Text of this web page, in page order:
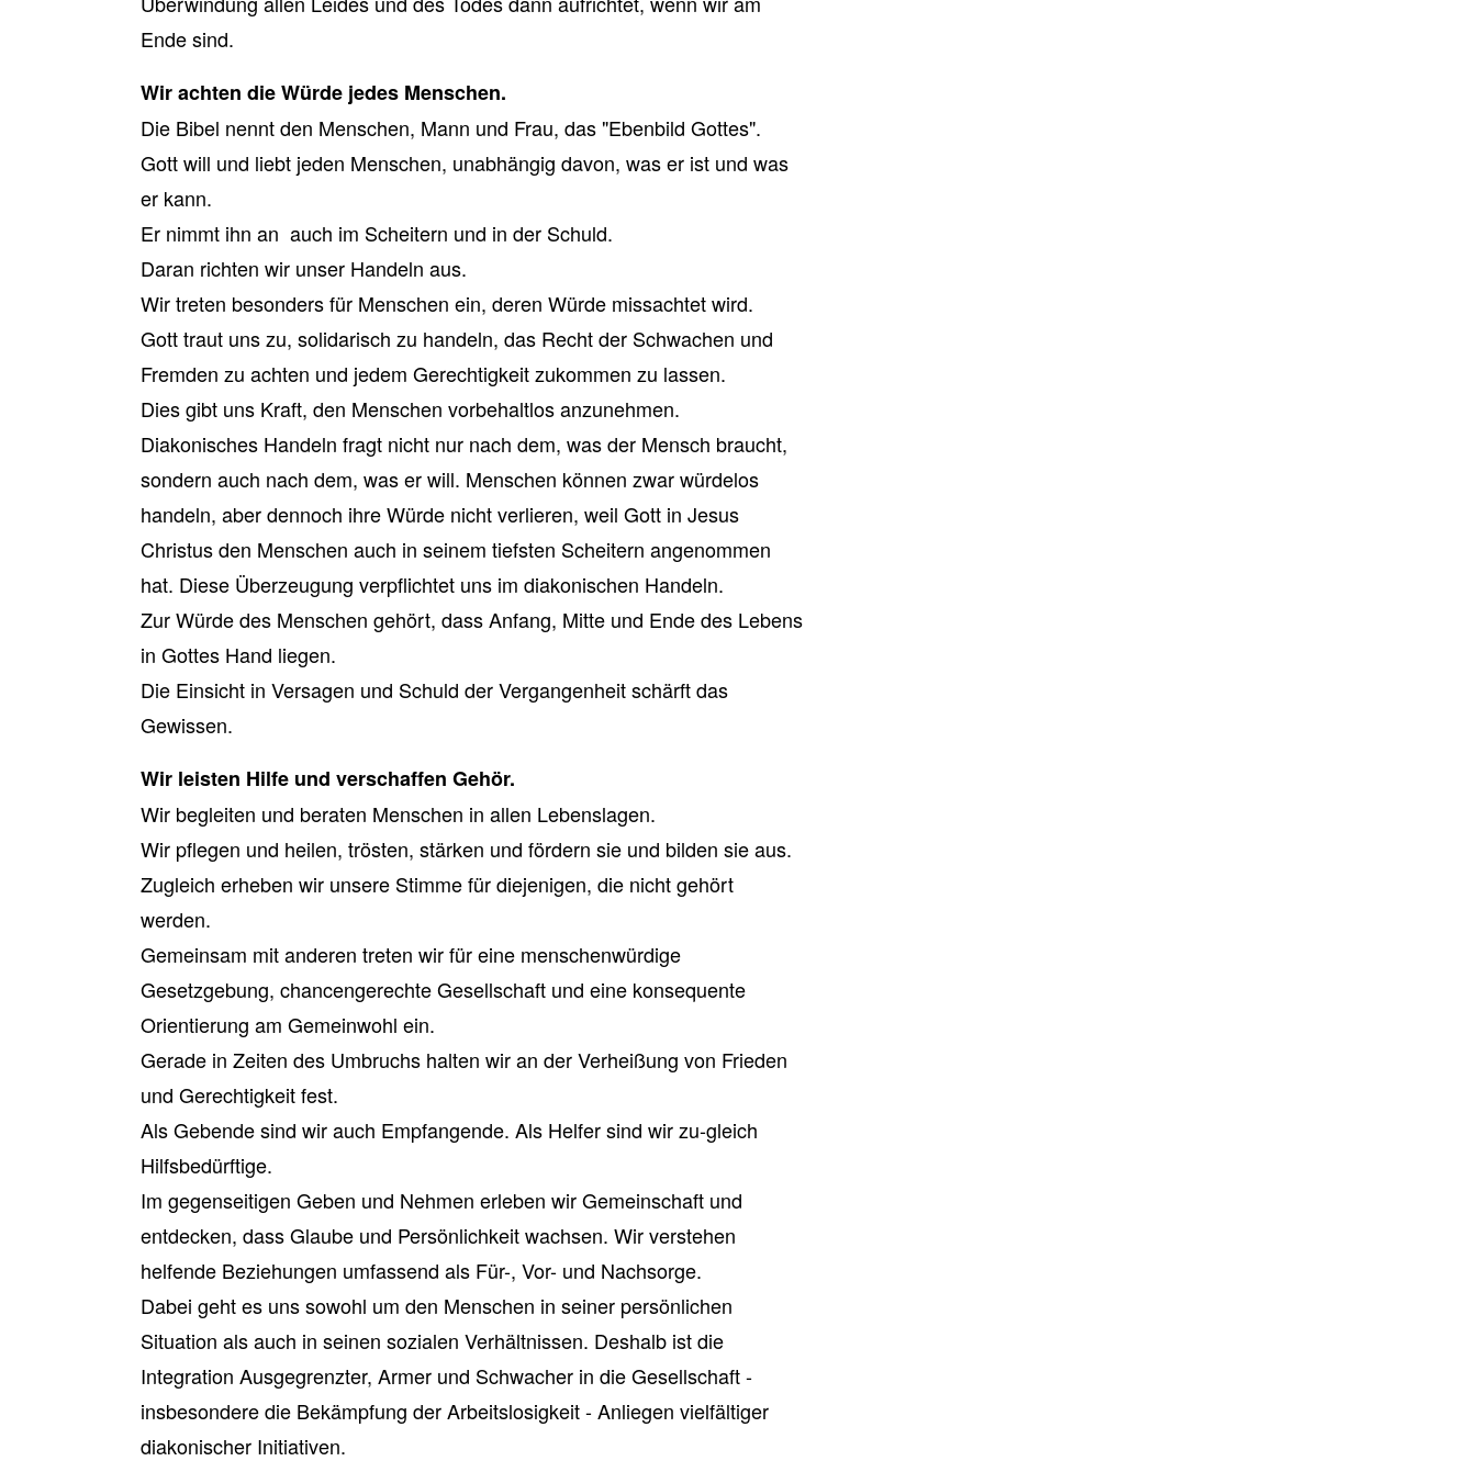
Ende sind.
Wir achten die Würde jedes Menschen.
Die Bibel nennt den Menschen, Mann und Frau, das "Ebenbild Gottes".
Gott will und liebt jeden Menschen, unabhängig davon, was er ist und was
er kann.
Er nimmt ihn an ­ auch im Scheitern und in der Schuld.
Daran richten wir unser Handeln aus.
Wir treten besonders für Menschen ein, deren Würde missachtet wird.
Gott traut uns zu, solidarisch zu handeln, das Recht der Schwachen und
Fremden zu achten und jedem Gerechtigkeit zukommen zu lassen.
Dies gibt uns Kraft, den Menschen vorbehaltlos anzunehmen.
Diakonisches Handeln fragt nicht nur nach dem, was der Mensch braucht,
sondern auch nach dem, was er will. Menschen können zwar würdelos
handeln, aber dennoch ihre Würde nicht verlieren, weil Gott in Jesus
Christus den Menschen auch in seinem tiefsten Scheitern angenommen
hat. Diese Überzeugung verpflichtet uns im diakonischen Handeln.
Zur Würde des Menschen gehört, dass Anfang, Mitte und Ende des Lebens
in Gottes Hand liegen.
Die Einsicht in Versagen und Schuld der Vergangenheit schärft das
Gewissen.
Wir leisten Hilfe und verschaffen Gehör.
Wir begleiten und beraten Menschen in allen Lebenslagen.
Wir pflegen und heilen, trösten, stärken und fördern sie und bilden sie aus.
Zugleich erheben wir unsere Stimme für diejenigen, die nicht gehört
werden.
Gemeinsam mit anderen treten wir für eine menschenwürdige
Gesetzgebung, chancengerechte Gesellschaft und eine konsequente
Orientierung am Gemeinwohl ein.
Gerade in Zeiten des Umbruchs halten wir an der Verheißung von Frieden
und Gerechtigkeit fest.
Als Gebende sind wir auch Empfangende. Als Helfer sind wir zu-gleich
Hilfsbedürftige.
Im gegenseitigen Geben und Nehmen erleben wir Gemeinschaft und
entdecken, dass Glaube und Persönlichkeit wachsen. Wir verstehen
helfende Beziehungen umfassend als Für-, Vor- und Nachsorge.
Dabei geht es uns sowohl um den Menschen in seiner persönlichen
Situation als auch in seinen sozialen Verhältnissen. Deshalb ist die
Integration Ausgegrenzter, Armer und Schwacher in die Gesellschaft -
insbesondere die Bekämpfung der Arbeitslosigkeit - Anliegen vielfältiger
diakonischer Initiativen.